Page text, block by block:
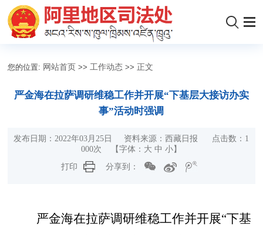
您的位置: 网站首页 >> 工作动态 >> 正文
严金海在拉萨调研维稳工作并开展“下基层大接访办实
事”活动时强调
发布日期：2022年03月25日 资料来源：西藏日报 点击数： 1
000次 【字体： 大 中 小 】
打印
分享到：
严金海在拉萨调研维稳工作并开展“下基